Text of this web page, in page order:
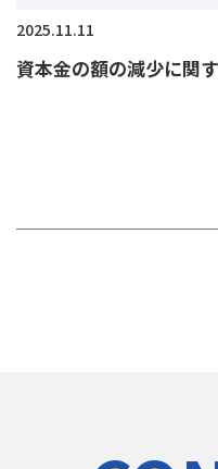
2025.11.11
資本金の額の減少に関